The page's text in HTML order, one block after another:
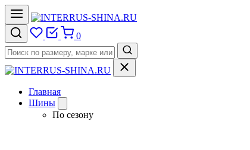
0
Главная
Шины
По сезону